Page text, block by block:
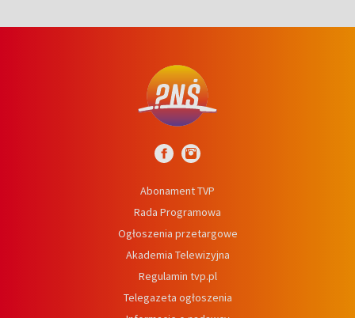
Abonament TVP
Rada Programowa
Ogłoszenia przetargowe
Akademia Telewizyjna
Regulamin tvp.pl
Telegazeta ogłoszenia